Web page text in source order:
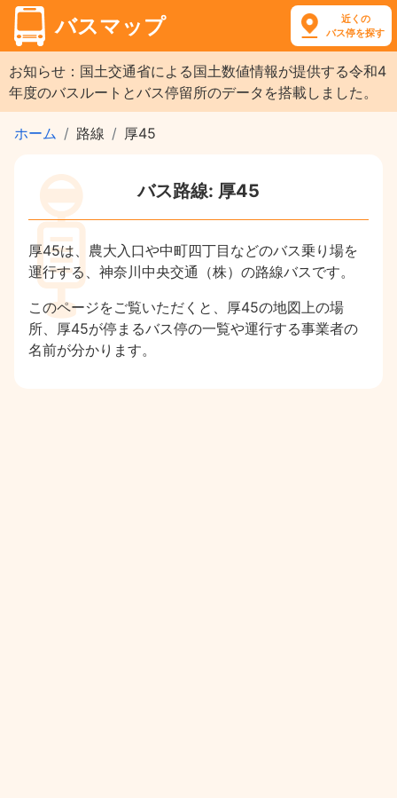
バスマップ
近くの
バス停を探す
お知らせ：国土交通省による国土数値情報が提供する令和4
年度のバスルートとバス停留所のデータを搭載しました。
ホーム 路線 厚45
バス路線: 厚45
厚45は、農大入口や中町四丁目などのバス乗り場を
運行する、神奈川中央交通（株）の路線バスです。
このページをご覧いただくと、厚45の地図上の場
所、厚45が停まるバス停の一覧や運行する事業者の
名前が分かります。